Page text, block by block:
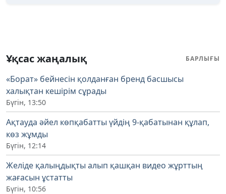
Ұқсас жаңалық БАРЛЫҒЫ
«Борат» бейнесін қолданған бренд басшысы
халықтан кешірім сұрады
Бүгін, 13:50
Ақтауда әйел көпқабатты үйдің 9-қабатынан құлап,
көз жұмды
Бүгін, 12:14
Желіде қалыңдықты алып қашқан видео жұрттың
жағасын ұстатты
Бүгін, 10:56